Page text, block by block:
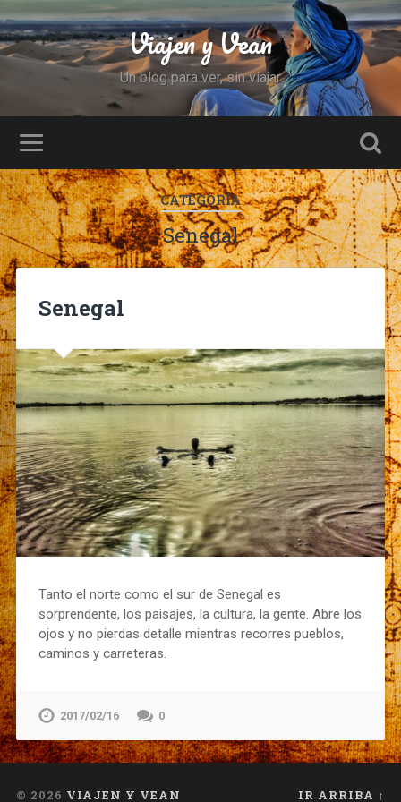
Viajen y Vean
Un blog para ver, sin viajar
CATEGORÍA
Senegal
Senegal
Tanto el norte como el sur de Senegal es
sorprendente, los paisajes, la cultura, la gente. Abre los
ojos y no pierdas detalle mientras recorres pueblos,
caminos y carreteras.
2017/02/16 0
© 2026 VIAJEN Y VEAN IR ARRIBA ↑